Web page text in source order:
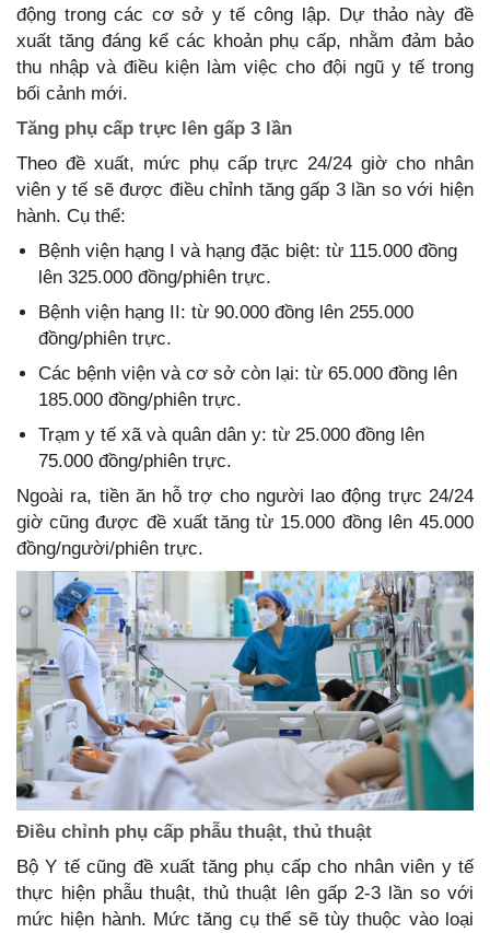
động trong các cơ sở y tế công lập. Dự thảo này đề
xuất tăng đáng kể các khoản phụ cấp, nhằm đảm bảo
thu nhập và điều kiện làm việc cho đội ngũ y tế trong
bối cảnh mới.
Tăng phụ cấp trực lên gấp 3 lần
Theo đề xuất, mức phụ cấp trực 24/24 giờ cho nhân
viên y tế sẽ được điều chỉnh tăng gấp 3 lần so với hiện
hành. Cụ thể:
Bệnh viện hạng I và hạng đặc biệt: từ 115.000 đồng
lên 325.000 đồng/phiên trực.
Bệnh viện hạng II: từ 90.000 đồng lên 255.000
đồng/phiên trực.
Các bệnh viện và cơ sở còn lại: từ 65.000 đồng lên
185.000 đồng/phiên trực.
Trạm y tế xã và quân dân y: từ 25.000 đồng lên
75.000 đồng/phiên trực.
Ngoài ra, tiền ăn hỗ trợ cho người lao động trực 24/24
giờ cũng được đề xuất tăng từ 15.000 đồng lên 45.000
đồng/người/phiên trực.
Điều chỉnh phụ cấp phẫu thuật, thủ thuật
Bộ Y tế cũng đề xuất tăng phụ cấp cho nhân viên y tế
thực hiện phẫu thuật, thủ thuật lên gấp 2-3 lần so với
mức hiện hành. Mức tăng cụ thể sẽ tùy thuộc vào loại